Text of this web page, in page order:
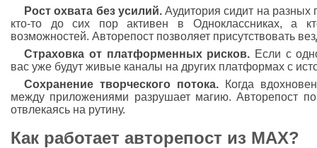
Рост охвата без усилий.Аудитория сидит на разных
кто-то до сих пор активен в Одноклассниках, а
возможностей. Авторепост позволяет присутствовать
Страховка от платформенных рисков. Если с
вас уже будут живые каналы на других платформах с
Сохранение творческого потока. Когда
между приложениями разрушает магию. Авторепост
отвлекаясь на рутину.
Как работает авторепост из MAX?